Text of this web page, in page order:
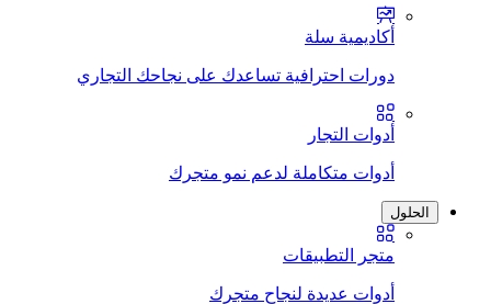
أكاديمية سلة
دورات احترافية تساعدك على نجاحك التجاري
أدوات التجار
أدوات متكاملة لدعم نمو متجرك
الحلول
متجر التطبيقات
أدوات عديدة لنجاح متجرك